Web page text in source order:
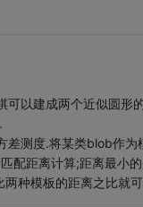
以建成两个近似圆形
测度.将某类blob作
配距离计算;距离最小
种模板的距离之比就